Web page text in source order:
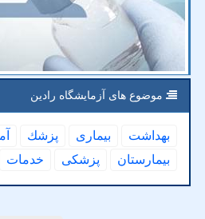
موضوع های آزمایشگاه رادین
بهداشت بیماری پزشك
بیمارستان
پزشكی خدمات